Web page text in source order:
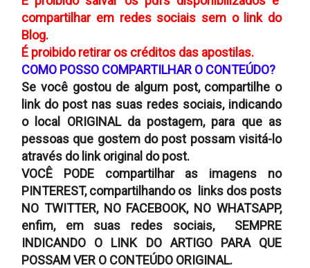
compartilhar em redes sociais sem o link do
Blog.
É proibido retirar os créditos das apostilas.
COMO POSSO COMPARTILHAR O CONTEÚDO?
Se você gostou de algum post, compartilhe o
link do post nas suas redes sociais, indicando
o local ORIGINAL da postagem, para que as
pessoas que gostem do post possam visitá-lo
através do link original do post.
VOCÊ PODE compartilhar as imagens no
PINTEREST, compartilhando os links dos posts
NO TWITTER, NO FACEBOOK, NO WHATSAPP,
enfim, em suas redes sociais, SEMPRE
INDICANDO O LINK DO ARTIGO PARA QUE
POSSAM VER O CONTEÚDO ORIGINAL.